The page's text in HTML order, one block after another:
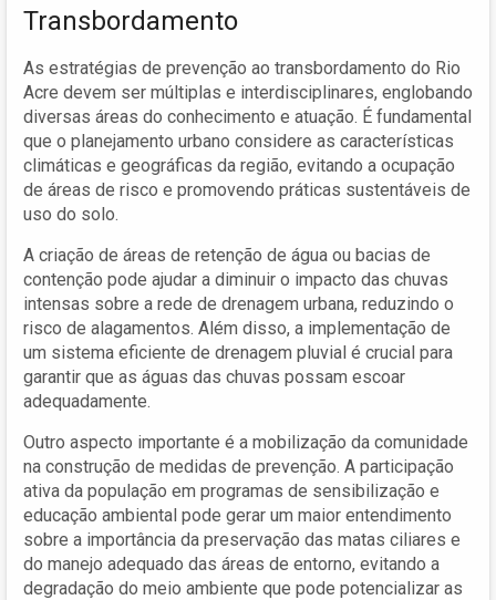
Transbordamento
As estratégias de prevenção ao transbordamento do Rio
Acre devem ser múltiplas e interdisciplinares, englobando
diversas áreas do conhecimento e atuação. É fundamental
que o planejamento urbano considere as características
climáticas e geográficas da região, evitando a ocupação
de áreas de risco e promovendo práticas sustentáveis de
uso do solo.
A criação de áreas de retenção de água ou bacias de
contenção pode ajudar a diminuir o impacto das chuvas
intensas sobre a rede de drenagem urbana, reduzindo o
risco de alagamentos. Além disso, a implementação de
um sistema eficiente de drenagem pluvial é crucial para
garantir que as águas das chuvas possam escoar
adequadamente.
Outro aspecto importante é a mobilização da comunidade
na construção de medidas de prevenção. A participação
ativa da população em programas de sensibilização e
educação ambiental pode gerar um maior entendimento
sobre a importância da preservação das matas ciliares e
do manejo adequado das áreas de entorno, evitando a
degradação do meio ambiente que pode potencializar as